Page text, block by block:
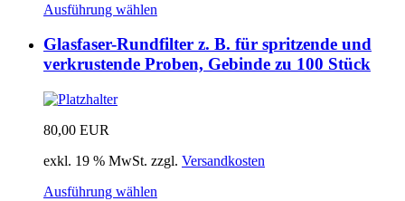
Ausführung wählen
Glasfaser-Rundfilter z. B. für spritzende und
verkrustende Proben, Gebinde zu 100 Stück
80,00 EUR
exkl. 19 % MwSt. zzgl. Versandkosten
Ausführung wählen